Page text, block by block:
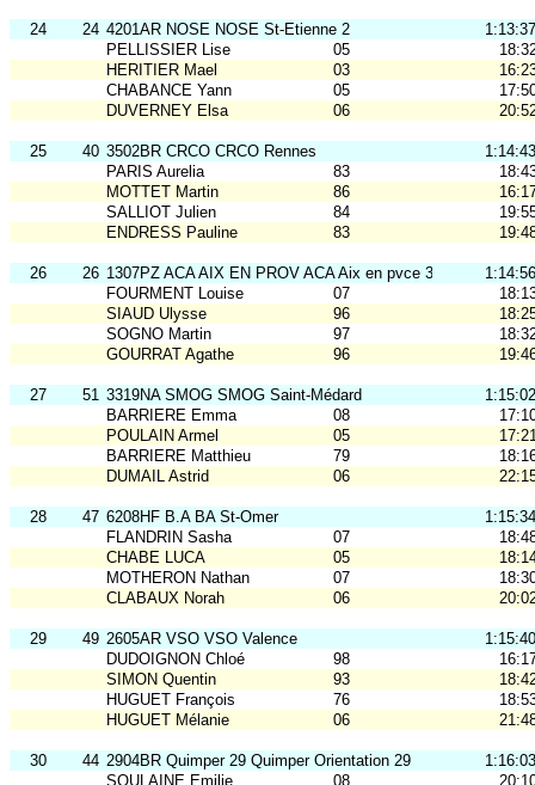
24 24 4201AR NOSE NOSE St-Etienne 2
1:13:37
PELLISSIER Lise
05
HERITIER Mael
03
CHABANCE Yann
05
DUVERNEY Elsa
06
25 40 3502BR CRCO CRCO Rennes
1:14:43
PARIS Aurelia
83
MOTTET Martin
86
SALLIOT Julien
84
ENDRESS Pauline
83
26 26 1307PZ ACA AIX EN PROV ACA Aix en pvce 3
1:14:56
FOURMENT Louise
07
SIAUD Ulysse
96
SOGNO Martin
97
GOURRAT Agathe
96
27 51 3319NA SMOG SMOG Saint-Médard
1:15:02
BARRIERE Emma
08
POULAIN Armel
05
BARRIERE Matthieu
79
DUMAIL Astrid
06
28 47 6208HF B.A BA St-Omer
1:15:34
FLANDRIN Sasha
07
CHABE LUCA
05
MOTHERON Nathan
07
CLABAUX Norah
06
29 49 2605AR VSO VSO Valence
1:15:40
DUDOIGNON Chloé
98
SIMON Quentin
93
HUGUET François
76
HUGUET Mélanie
06
30 44 2904BR Quimper 29 Quimper Orientation 29
1:16:03
SOULAINE Emilie
08